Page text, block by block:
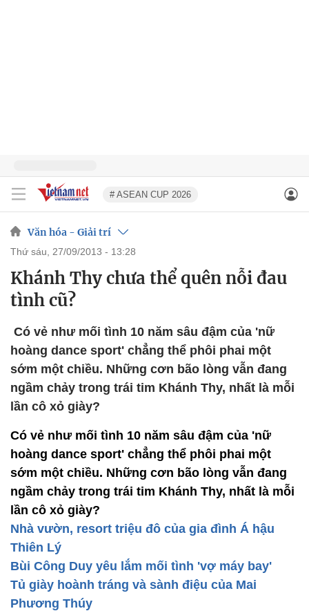
# ASEAN CUP 2026
Văn hóa - Giải trí
thứ sáu, 27/09/2013 - 13:28
Khánh Thy chưa thể quên nỗi đau
tình cũ?
Có vẻ như mối tình 10 năm sâu đậm của 'nữ
hoàng dance sport' chẳng thể phôi phai một
sớm một chiều. Những cơn bão lòng vẫn đang
ngầm chảy trong trái tim Khánh Thy, nhất là mỗi
lần cô xỏ giày?
Có vẻ như mối tình 10 năm sâu đậm của 'nữ
hoàng dance sport' chẳng thể phôi phai một
sớm một chiều. Những cơn bão lòng vẫn đang
ngầm chảy trong trái tim Khánh Thy, nhất là mỗi
lần cô xỏ giày?
Nhà vườn, resort triệu đô của gia đình Á hậu
Thiên Lý
Bùi Công Duy yêu lắm mối tình 'vợ máy bay'
Tủ giày hoành tráng và sành điệu của Mai
Phương Thúy